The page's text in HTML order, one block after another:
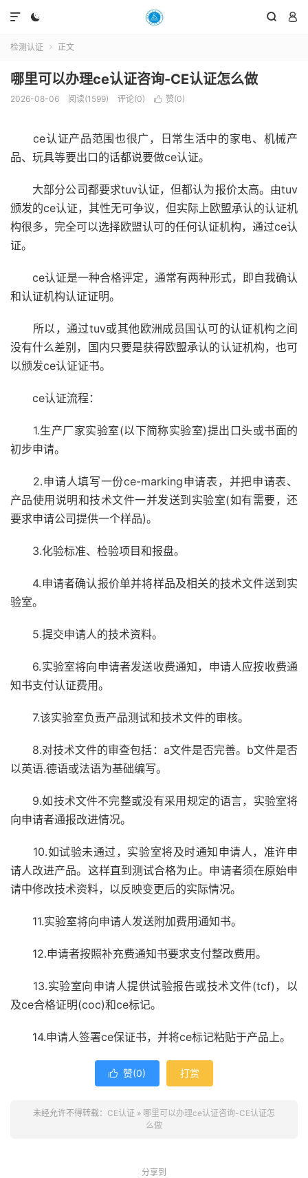
  

检测认证  正文
哪里可以办理ce认证咨询-CE认证怎么做
2026-08-06 阅读(1599) 评论(0)  赞(0)
ce认证产品范围也很广，日常生活中的家电、机械产
品、玩具等要出口的话都说要做ce认证。
大部分公司都要求tuv认证，但都认为报价太高。由tuv
颁发的ce认证，其性无可争议，但实际上欧盟承认的认证机
构很多，完全可以选择欧盟认可的任何认证机构，通过ce认
证。
ce认证是一种合格评定，通常有两种形式，即自我确认
和认证机构认证证明。
所以，通过tuv或其他欧洲成员国认可的认证机构之间
没有什么差别，国内只要是获得欧盟承认的认证机构，也可
以颁发ce认证证书。
ce认证流程：
1.生产厂家实验室(以下简称实验室)提出口头或书面的
初步申请。
2.申请人填写一份ce-marking申请表，并把申请表、
产品使用说明和技术文件一并发送到实验室(如有需要，还
要求申请公司提供一个样品)。
3.化验标准、检验项目和报盘。
4.申请者确认报价单并将样品及相关的技术文件送到实
验室。
5.提交申请人的技术资料。
6.实验室将向申请者发送收费通知，申请人应按收费通
知书支付认证费用。
7.该实验室负责产品测试和技术文件的审核。
8.对技术文件的审查包括：a文件是否完善。b文件是否
以英语.德语或法语为基础编写。
9.如技术文件不完整或没有采用规定的语言，实验室将
向申请者通报改进情况。
10.如试验未通过，实验室将及时通知申请人，准许申
请人改进产品。这样直到测试合格为止。申请者须在原始申
请中修改技术资料，以反映变更后的实际情况。
11.实验室将向申请人发送附加费用通知书。
12.申请者按照补充费通知书要求支付整改费用。
13.实验室向申请人提供试验报告或技术文件(tcf)，以
及ce合格证明(coc)和ce标记。
14.申请人签署ce保证书，并将ce标记粘贴于产品上。
 赞(0) 打赏
未经允许不得转载： CE认证 » 哪里可以办理ce认证咨询-CE认证怎
么做
分享到